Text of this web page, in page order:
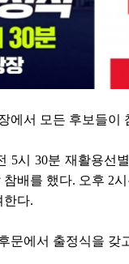
에서 모든 후보들이
5시 30분 재활용선
배를 했다. 오후 2
한다.
문에서 출정식을 갖